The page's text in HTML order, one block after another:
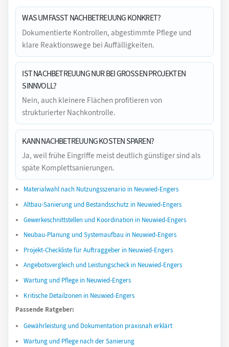
WAS UMFASST NACHBETREUUNG KONKRET?
Dokumentierte Kontrollen, abgestimmte Pflege und
klare Reaktionswege bei Auffälligkeiten.
IST NACHBETREUUNG NUR BEI GROSSEN PROJEKTEN S
INNVOLL?
Nein, auch kleinere Flächen profitieren von
strukturierter Nachkontrolle.
KANN NACHBETREUUNG KOSTEN SPAREN?
Ja, weil frühe Eingriffe meist deutlich günstiger sind als
späte Komplettsanierungen.
Materialwahl nach Nutzungsszenario in Neuwied-Engers
Altbau-Sanierung und Bestandsschutz in Neuwied-Engers
Gewerkeschnittstellen und Koordination in Neuwied-Engers
Neubau-Planung und Systemaufbau in Neuwied-Engers
Projekt-Checkliste für Auftraggeber in Neuwied-Engers
Angebotsvergleich und Leistungscheck in Neuwied-Engers
Wartung und Pflege in Neuwied-Engers
Kritische Detailzonen in Neuwied-Engers
Passende Ratgeber:
Gewährleistung und Dokumentation praxisnah erklärt
Wartung und Pflege nach der Sanierung